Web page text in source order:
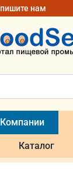
нам
Компании
Каталог